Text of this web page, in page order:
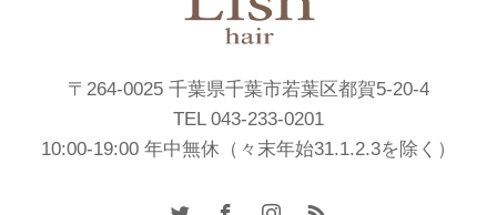
〒264-0025 千葉県千葉市若葉区都賀5-20-4
TEL 043-233-0201
10:00-19:00 年中無休（々末年始31.1.2.3を除く）